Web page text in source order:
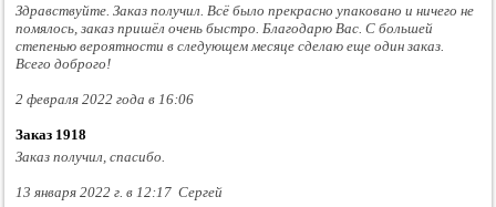
Здравствуйте. Заказ получил. Всё было прекрасно упаковано и ничего не
помялось, заказ пришёл очень быстро. Благодарю Вас. С большей
степенью вероятности в следующем месяце сделаю еще один заказ.
Всего доброго!
2 февраля 2022 года в 16:06
Заказ 1918
Заказ получил, спасибо.
13 января 2022 г. в 12:17 Сергей